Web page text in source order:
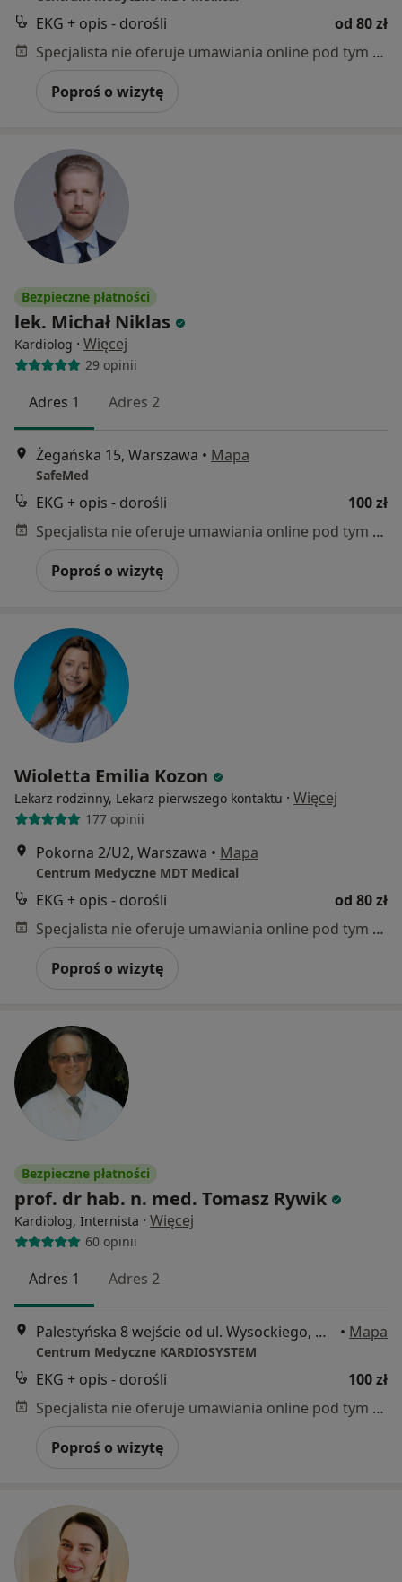
EKG + opis - dorośli
od 80 zł
Specjalista nie oferuje umawiania online pod tym adresem.
Poproś o wizytę
Bezpieczne płatności
lek. Michał Niklas
Kardiolog · Więcej
29 opinii
Adres 1 Adres 2
Żegańska 15, Warszawa • Mapa
SafeMed
EKG + opis - dorośli
100 zł
Specjalista nie oferuje umawiania online pod tym adresem.
Poproś o wizytę
Wioletta Emilia Kozon
Lekarz rodzinny, Lekarz pierwszego kontaktu · Więcej
177 opinii
Pokorna 2/U2, Warszawa • Mapa
Centrum Medyczne MDT Medical
EKG + opis - dorośli
od 80 zł
Specjalista nie oferuje umawiania online pod tym adresem.
Poproś o wizytę
Bezpieczne płatności
prof. dr hab. n. med. Tomasz Rywik
Kardiolog, Internista · Więcej
60 opinii
Adres 1 Adres 2
Palestyńska 8 wejście od ul. Wysockiego, Warszawa • Mapa
Centrum Medyczne KARDIOSYSTEM
EKG + opis - dorośli
100 zł
Specjalista nie oferuje umawiania online pod tym adresem.
Poproś o wizytę